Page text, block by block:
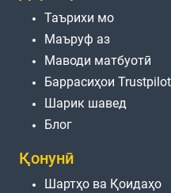
Таърихи мо
Маъруф аз
Маводи матбуотӣ
Баррасиҳои Trustpilot
Шарик шавед
Блог
Қонунӣ
Шартҳо ва Қоидаҳо